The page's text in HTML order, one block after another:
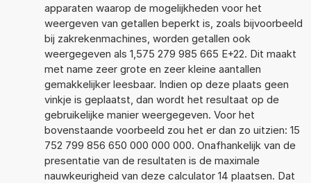
apparaten waarop de mogelijkheden voor het
weergeven van getallen beperkt is, zoals bijvoorbeeld
bij zakrekenmachines, worden getallen ook
weergegeven als 1,575 279 985 665 E+22. Dit maakt
met name zeer grote en zeer kleine aantallen
gemakkelijker leesbaar. Indien op deze plaats geen
vinkje is geplaatst, dan wordt het resultaat op de
gebruikelijke manier weergegeven. Voor het
bovenstaande voorbeeld zou het er dan zo uitzien: 15
752 799 856 650 000 000 000. Onafhankelijk van de
presentatie van de resultaten is de maximale
nauwkeurigheid van deze calculator 14 plaatsen. Dat